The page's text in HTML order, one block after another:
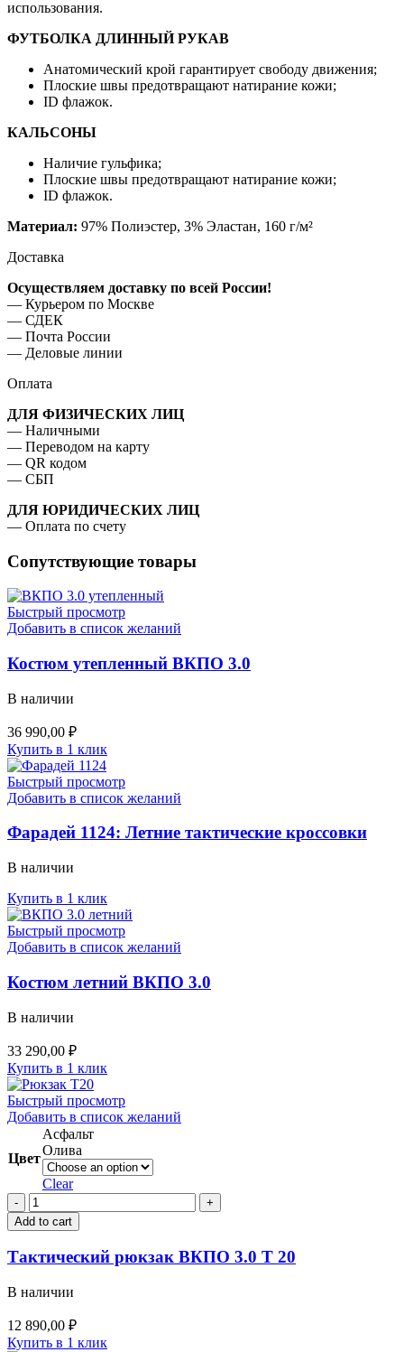
использования.
ФУТБОЛКА ДЛИННЫЙ РУКАВ
Анатомический крой гарантирует свободу движения;
Плоские швы предотвращают натирание кожи;
ID флажок.
КАЛЬСОНЫ
Наличие гульфика;
Плоские швы предотвращают натирание кожи;
ID флажок.
Материал: 97% Полиэстер, 3% Эластан, 160 г/м²
Доставка
Осуществляем доставку по всей России!
— Курьером по Москве
— ⁠СДЕК
— ⁠Почта России
— Деловые линии
Оплата
ДЛЯ ФИЗИЧЕСКИХ ЛИЦ
— Наличными
— ⁠Переводом на карту
— ⁠QR кодом
— ⁠СБП
ДЛЯ ЮРИДИЧЕСКИХ ЛИЦ
— Оплата по счету
Сопутствующие товары
Быстрый просмотр
Добавить в список желаний
Костюм утепленный ВКПО 3.0
В наличии
36 990,00 ₽
Купить в 1 клик
Быстрый просмотр
Добавить в список желаний
Фарадей 1124: Летние тактические кроссовки
В наличии
Купить в 1 клик
Быстрый просмотр
Добавить в список желаний
Костюм летний ВКПО 3.0
В наличии
33 290,00 ₽
Купить в 1 клик
Быстрый просмотр
Добавить в список желаний
Цвет
Асфальт
Олива
Clear
Тактический
рюкзак
ВКПО
Т
quantity
Add to cart
Тактический рюкзак ВКПО 3.0 Т 20
В наличии
12 890,00 ₽
Купить в 1 клик